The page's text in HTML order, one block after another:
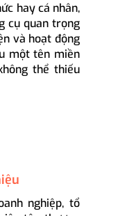
hay cá nhân,
cụ quan trọng
và hoạt động
một tên miền
thể thiếu
nghiệp, tổ